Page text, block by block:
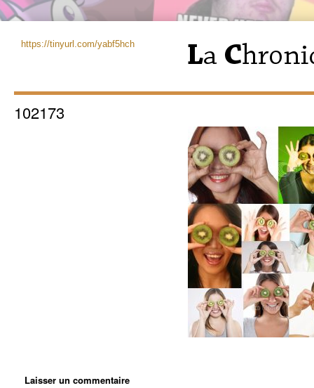
https://tinyurl.com/yabf5hch
102173
Laisser un commentaire